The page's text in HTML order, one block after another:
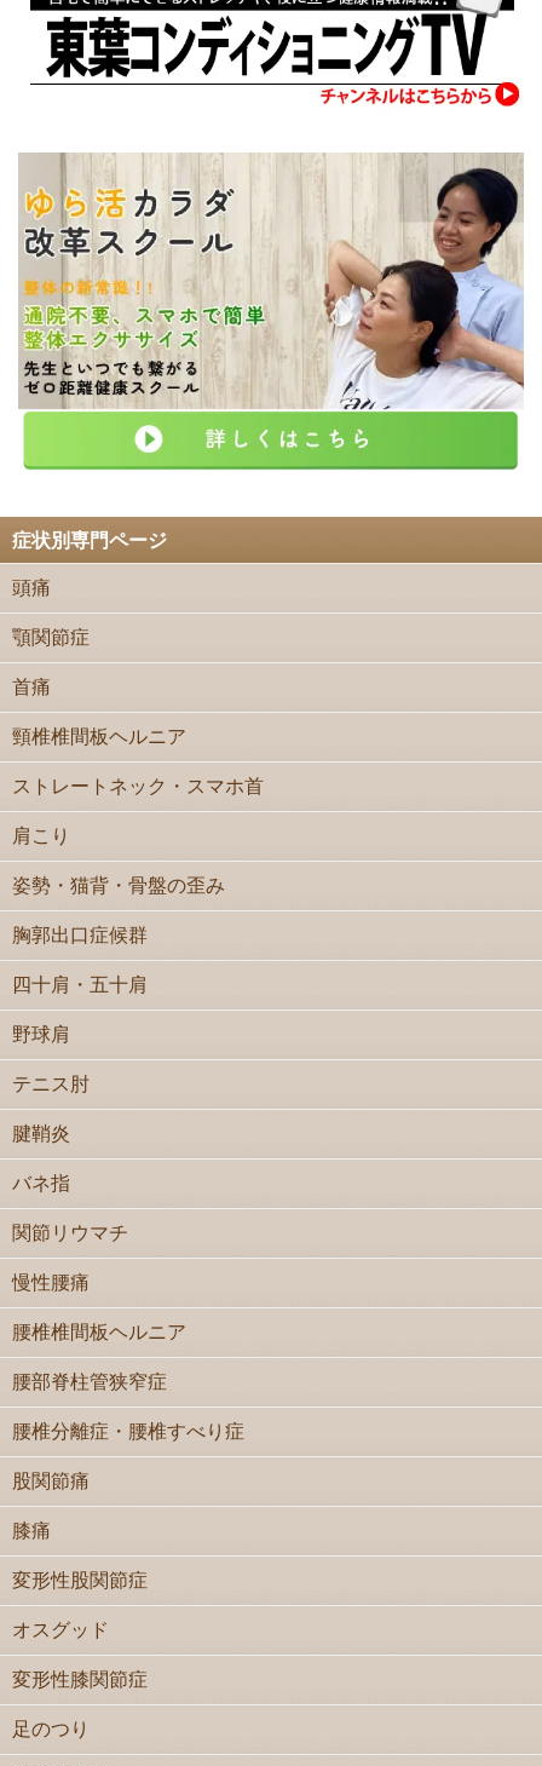
症状別専門ページ
頭痛
顎関節症
首痛
頸椎椎間板ヘルニア
ストレートネック・スマホ首
肩こり
姿勢・猫背・骨盤の歪み
胸郭出口症候群
四十肩・五十肩
野球肩
テニス肘
腱鞘炎
バネ指
関節リウマチ
慢性腰痛
腰椎椎間板ヘルニア
腰部脊柱管狭窄症
腰椎分離症・腰椎すべり症
股関節痛
膝痛
変形性股関節症
オスグッド
変形性膝関節症
足のつり